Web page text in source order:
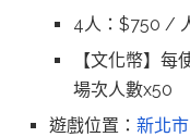
4人：$750 /
【文化幣】
場次人數x50
遊戲位置： 新北